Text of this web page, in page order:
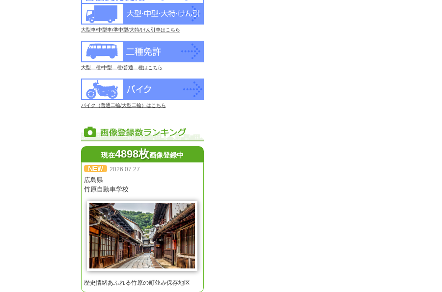
大型車/中型車/準中型/大特/けん引車はこちら
大型二種/中型二種/普通二種はこちら
バイク（普通二輪/大型二輪）はこちら
現在4898枚画像登録中
2026.07.27
広島県
竹原自動車学校
歴史情緒あふれる竹原の町並み保存地区